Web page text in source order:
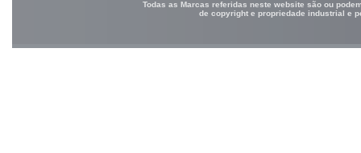
Todas as Marcas referidas neste website são ou
de copyright e propriedade industrial e